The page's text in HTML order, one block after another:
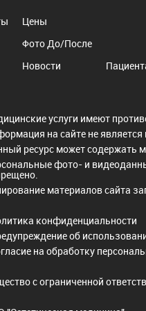
рубцы -
Цены
Фото До/После
Новости
услуги имеют
на сайте не
ресурс может содержать
фото- и
материалов сайта
конфиденциальности
об
на обработку
с ограниченной